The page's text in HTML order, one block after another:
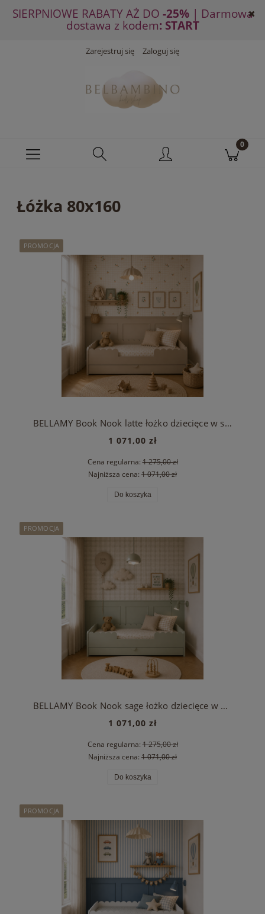
SIERPNIOWE RABATY AŻ DO -25%| Darmowa
dostawa z kodem: START
Zarejestruj się Zaloguj się
Łóżka 80x160
BELLAMY Book Nook latte łożko dziecięce w stylu Monetssori 80x160 z szufladą
1 071,00 zł
Cena regularna:1 275,00 zł
Najniższa cena: 1 071,00 zł
Do koszyka
PROMOCJA
BELLAMY Book Nook sage łożko dziecięce w stylu Monetssori 80x160 z szufladą
1 071,00 zł
Cena regularna:1 275,00 zł
Najniższa cena: 1 071,00 zł
Do koszyka
PROMOCJA
PROMOCJA